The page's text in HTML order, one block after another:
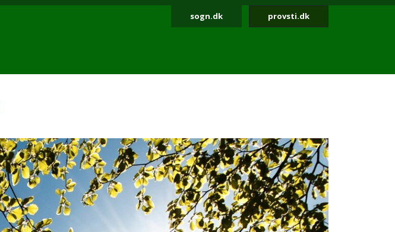
sogn.dk provsti.dk